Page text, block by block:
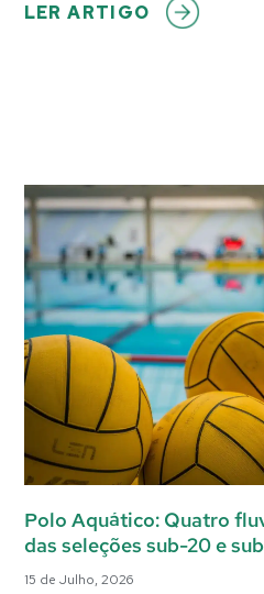
LER ARTIGO
Polo Aquático: Quatro
das seleções sub-20 e
15 de Julho, 2026